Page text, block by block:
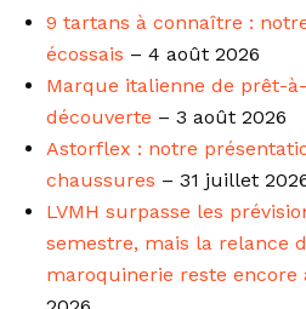
9 tartans à connaître :
écossais – 4 août 2026
Marque italienne de prêt-
découverte – 3 août 2026
Astorflex : notre
chaussures – 31 juillet
LVMH surpasse les
semestre, mais la relance
maroquinerie reste encore